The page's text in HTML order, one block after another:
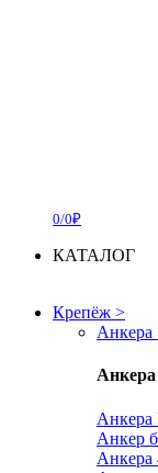
0/0₽
КАТАЛОГ
Крепёж >
Анкера
Анкера
Анкера
Анкер
Анкера